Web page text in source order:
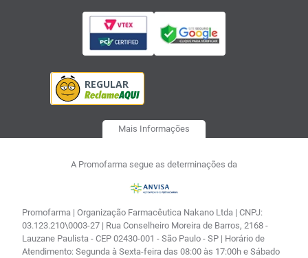
Mais Informações
A Promofarma segue as determinações da
Promofarma | Organização Farmacêutica Nakano Ltda | CNPJ:
03.123.210\0003-27 | Rua Conselheiro Moreira de Barros, 2168 -
Lauzane Paulista - CEP 02430-001 - São Paulo - SP | Horário de
Atendimento: Segunda à Sexta-feira das 08:00 às 17:00h e Sábado